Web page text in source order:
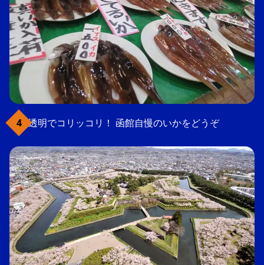
透明でコリッコリ！ 函館自慢のいかをどうぞ